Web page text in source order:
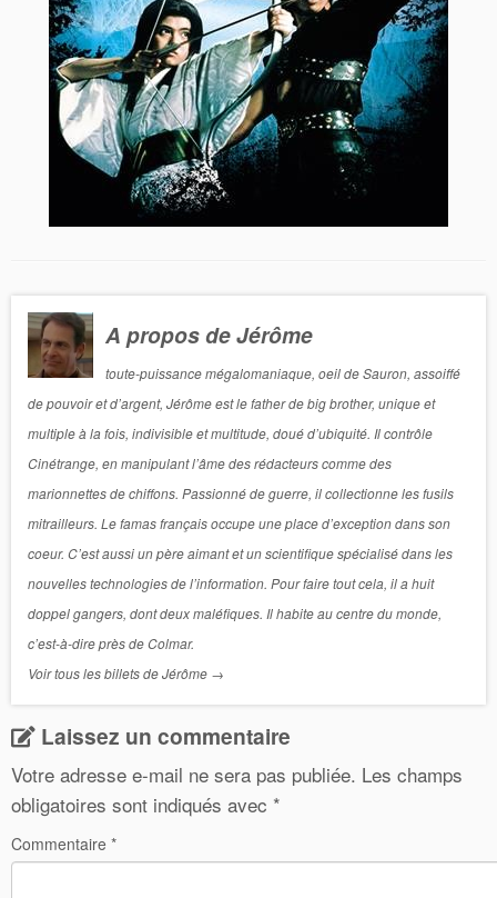
A propos de Jérôme
toute-puissance mégalomaniaque, oeil de Sauron, assoiffé
de pouvoir et d’argent, Jérôme est le father de big brother, unique et
multiple à la fois, indivisible et multitude, doué d’ubiquité. Il contrôle
Cinétrange, en manipulant l’âme des rédacteurs comme des
marionnettes de chiffons. Passionné de guerre, il collectionne les fusils
mitrailleurs. Le famas français occupe une place d’exception dans son
coeur. C’est aussi un père aimant et un scientifique spécialisé dans les
nouvelles technologies de l’information. Pour faire tout cela, il a huit
doppel gangers, dont deux maléfiques. Il habite au centre du monde,
c’est-à-dire près de Colmar.
Voir tous les billets de Jérôme →
Laissez un commentaire
Votre adresse e-mail ne sera pas publiée. Les champs
obligatoires sont indiqués avec *
Commentaire *